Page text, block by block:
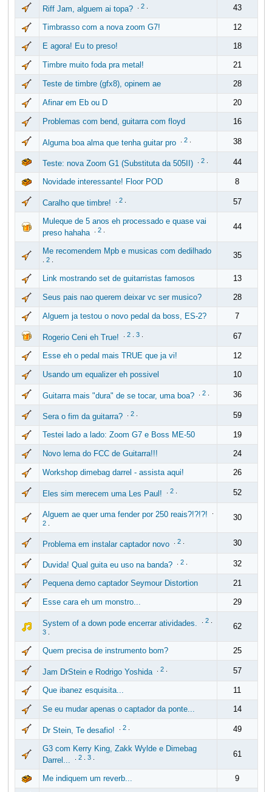
Riff Jam, alguem ai topa? 2. 43
Timbrasso com a nova zoom G7! 12
E agora! Eu to preso! 18
Timbre muito foda pra metal! 21
Teste de timbre (gfx8), opinem ae 28
Afinar em Eb ou D 20
Problemas com bend, guitarra com floyd 16
Alguma boa alma que tenha guitar pro 2. 38
Teste: nova Zoom G1 (Substituta da 505II) 2. 44
Novidade interessante! Floor POD 8
Caralho que timbre! 2. 57
Muleque de 5 anos eh processado e quase vai
preso hahaha
2. 44
Me recomendem Mpb e musicas com dedilhado
2. 35
Link mostrando set de guitarristas famosos 13
Seus pais nao querem deixar vc ser musico? 28
Alguem ja testou o novo pedal da boss, ES-2? 7
Rogerio Ceni eh True! 2. 3. 67
Esse eh o pedal mais TRUE que ja vi! 12
Usando um equalizer eh possivel 10
Guitarra mais "dura" de se tocar, uma boa? 2. 36
Sera o fim da guitarra? 2. 59
Testei lado a lado: Zoom G7 e Boss ME-50 19
Novo lema do FCC de Guitarra!!! 24
Workshop dimebag darrel - assista aqui! 26
Eles sim merecem uma Les Paul! 2. 52
Alguem ae quer uma fender por 250 reais?!?!?!
2.
30
Problema em instalar captador novo 2. 30
Duvida! Qual guita eu uso na banda? 2. 32
Pequena demo captador Seymour Distortion 21
Esse cara eh um monstro... 29
System of a down pode encerrar atividades. 2.
3.
62
Quem precisa de instrumento bom? 25
Jam DrStein e Rodrigo Yoshida 2. 57
Que ibanez esquisita... 11
Se eu mudar apenas o captador da ponte... 14
Dr Stein, Te desafio! 2. 49
G3 com Kerry King, Zakk Wylde e Dimebag
Darrel...
2. 3. 61
Me indiquem um reverb... 9